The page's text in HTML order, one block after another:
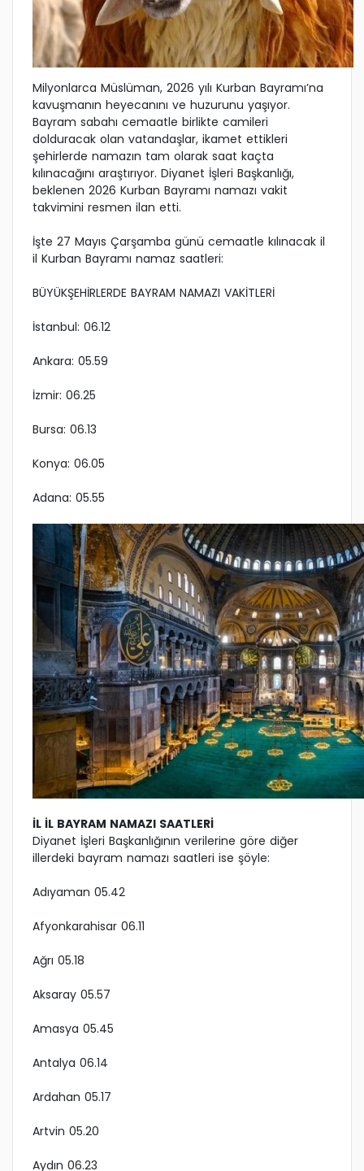
Milyonlarca Müslüman, 2026 yılı Kurban Bayramı’na
kavuşmanın heyecanını ve huzurunu yaşıyor.
Bayram sabahı cemaatle birlikte camileri
dolduracak olan vatandaşlar, ikamet ettikleri
şehirlerde namazın tam olarak saat kaçta
kılınacağını araştırıyor. Diyanet İşleri Başkanlığı,
beklenen 2026 Kurban Bayramı namazı vakit
takvimini resmen ilan etti.
İşte 27 Mayıs Çarşamba günü cemaatle kılınacak il
il Kurban Bayramı namaz saatleri:
BÜYÜKŞEHİRLERDE BAYRAM NAMAZI VAKİTLERİ
İstanbul: 06.12
Ankara: 05.59
İzmir: 06.25
Bursa: 06.13
Konya: 06.05
Adana: 05.55
İL İL BAYRAM NAMAZI SAATLERİ
Diyanet İşleri Başkanlığının verilerine göre diğer
illerdeki bayram namazı saatleri ise şöyle:
Adıyaman 05.42
Afyonkarahisar 06.11
Ağrı 05.18
Aksaray 05.57
Amasya 05.45
Antalya 06.14
Ardahan 05.17
Artvin 05.20
Aydın 06.23